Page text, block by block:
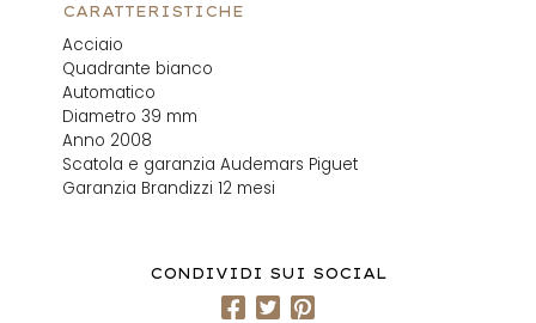
CARATTERISTICHE
Acciaio
Quadrante bianco
Automatico
Diametro 39 mm
Anno 2008
Scatola e garanzia Audemars Piguet
Garanzia Brandizzi 12 mesi
CONDIVIDI SUI SOCIAL